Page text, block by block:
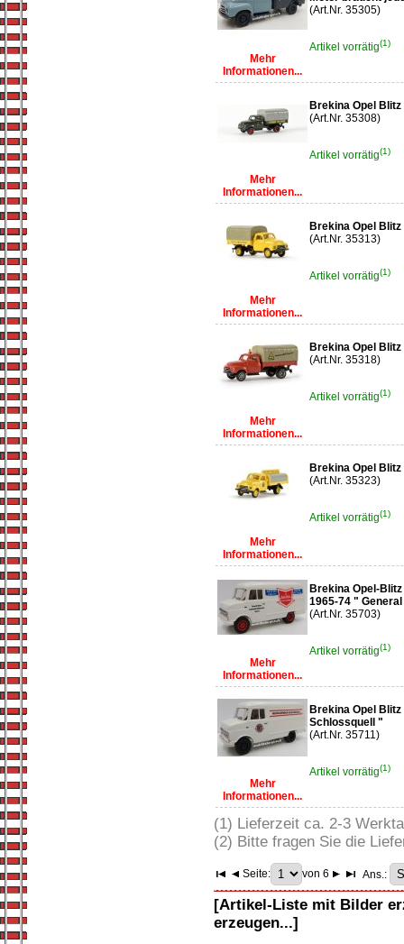
Mehr
Informationen...
(Art.Nr. 35305)
Artikel vorrätig(1)
Mehr
Informationen...
Brekina Opel
(Art.Nr. 35308)
Artikel vorrätig(1)
Mehr
Informationen...
Brekina Opel
(Art.Nr. 35313)
Artikel vorrätig(1)
Mehr
Informationen...
Brekina Opel
(Art.Nr. 35318)
Artikel vorrätig(1)
Mehr
Informationen...
Brekina Opel
(Art.Nr. 35323)
Artikel vorrätig(1)
Mehr
Informationen...
Brekina Opel-
1965-74 "
(Art.Nr. 35703)
Artikel vorrätig(1)
Mehr
Informationen...
Brekina Opel
Schlossquell "
(Art.Nr. 35711)
Artikel vorrätig(1)
(1) Lieferzeit ca. 2-3
(2) Bitte fragen Sie die
Seite: von 6 Ans.:
[Artikel-Liste mit Bilder
erzeugen...]